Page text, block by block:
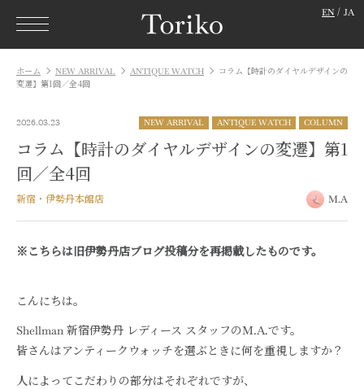
EN JA
ホーム NEW ARRIVAL ANTIQUE WATCH
コラム【時計のダイヤルデザインの
変遷】第1回／全4回
2026.03.23 NEW ARRIVAL ANTIQUE WATCH COLUMN
コラム【時計のダイヤルデザインの変遷】第1
回／全4回
新宿・伊勢丹本館店 M.A
※こちらは旧伊勢丹店ブログ投稿分を再掲載したものです。
こんにちは。
Shellman 新宿伊勢丹 レディース スタッフのM.A.です。
皆さんはアンティークウォッチを選ぶときに何を重視しますか？
人によってこだわりの部分はそれぞれですが、